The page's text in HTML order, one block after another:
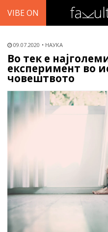
VIBE ON
09.07.2020 НАУКА
Во тек е
експеримент во
човештвото